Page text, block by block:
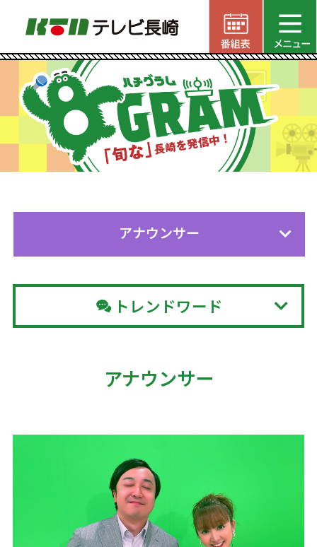
アナウンサー
トレンドワード
アナウンサー